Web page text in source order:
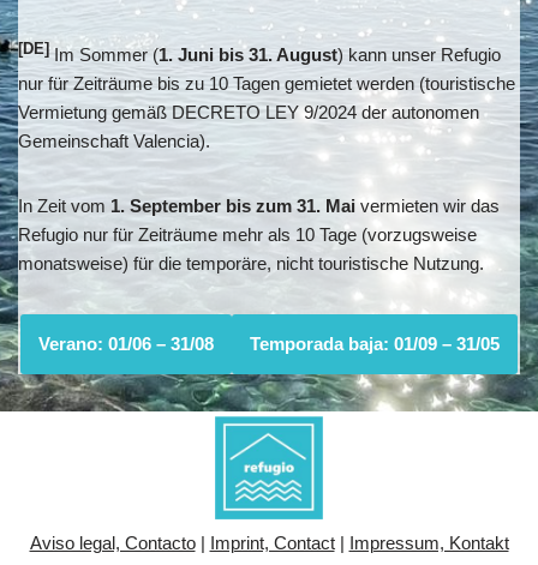
[DE]Im Sommer (1. Juni bis 31. August) kann unser Refugio
nur für Zeiträume bis zu 10 Tagen gemietet werden (touristische
Vermietung gemäß DECRETO LEY 9/2024 der autonomen
Gemeinschaft Valencia).
In Zeit vom 1. September bis zum 31. Mai vermieten wir das
Refugio nur für Zeiträume mehr als 10 Tage (vorzugsweise
monatsweise) für die temporäre, nicht touristische Nutzung.
Verano: 01/06 – 31/08 Temporada baja: 01/09 – 31/05
Aviso legal, Contacto| Imprint, Contact| Impressum, Kontakt